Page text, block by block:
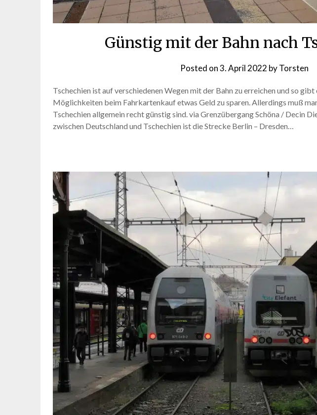
Günstig mit der Bahn nach
Posted on3. April 2022 byTorsten
Tschechien ist auf verschiedenen Wegen mit der Bahn zu erreichen und so gibt
Möglichkeiten beim Fahrkartenkauf etwas Geld zu sparen. Allerdings muß
Tschechien allgemein recht günstig sind. via Grenzübergang Schöna / Decin
zwischen Deutschland und Tschechien ist die Strecke Berlin – Dresden…